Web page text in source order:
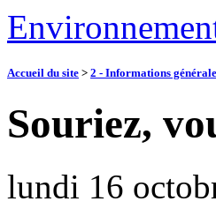
Accueil du site > 2 - Informations
Souriez,
lundi 16